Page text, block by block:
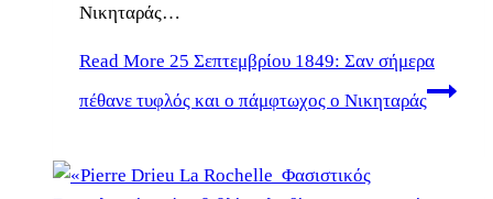
Νικηταράς…
Read More 25 Σεπτεμβρίου 1849: Σαν σήμερα
πέθανε τυφλός και ο πάμφτωχος ο Νικηταράς